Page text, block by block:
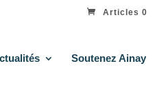
Articles 0
Soutenez Ainay